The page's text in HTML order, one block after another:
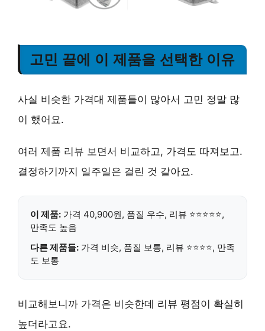
고민 끝에 이 제품을 선택한 이유
사실 비슷한 가격대 제품들이 많아서 고민 정말 많
이 했어요.
여러 제품 리뷰 보면서 비교하고, 가격도 따져보고.
결정하기까지 일주일은 걸린 것 같아요.
이 제품: 가격 40,900원, 품질 우수, 리뷰 ⭐⭐⭐⭐⭐,
만족도 높음
다른 제품들: 가격 비슷, 품질 보통, 리뷰 ⭐⭐⭐⭐, 만족
도 보통
비교해보니까 가격은 비슷한데 리뷰 평점이 확실히
높더라고요.